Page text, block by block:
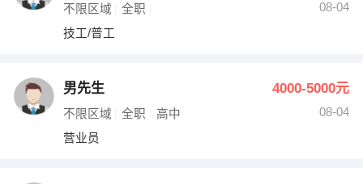
不限区域 全职
08-04
技工/普工
男先生 4000-5000元
不限区域 全职 高中
08-04
营业员